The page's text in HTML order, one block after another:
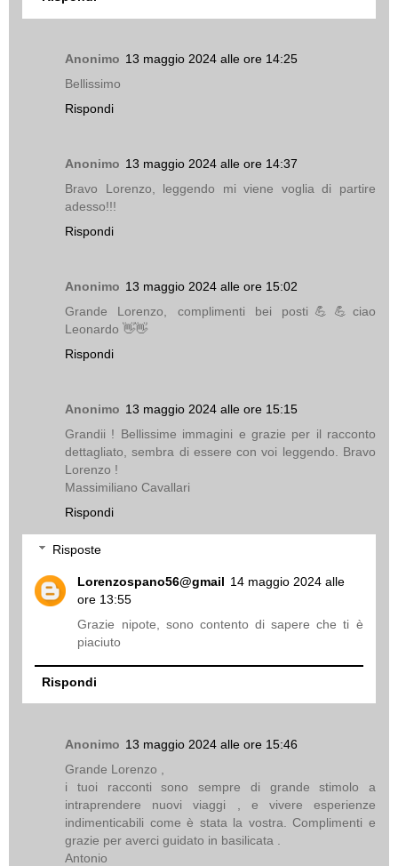
Anonimo 13 maggio 2024 alle ore 14:25
Bellissimo
Rispondi
Anonimo 13 maggio 2024 alle ore 14:37
Bravo Lorenzo, leggendo mi viene voglia di partire
adesso!!!
Rispondi
Anonimo 13 maggio 2024 alle ore 15:02
Grande Lorenzo, complimenti bei posti💪💪ciao
Leonardo 👋👋
Rispondi
Anonimo 13 maggio 2024 alle ore 15:15
Grandii ! Bellissime immagini e grazie per il racconto
dettagliato, sembra di essere con voi leggendo. Bravo
Lorenzo !
Massimiliano Cavallari
Rispondi
Risposte
Lorenzospano56@gmail 14 maggio 2024 alle
ore 13:55
Grazie nipote, sono contento di sapere che ti è
piaciuto
Rispondi
Anonimo 13 maggio 2024 alle ore 15:46
Grande Lorenzo ,
i tuoi racconti sono sempre di grande stimolo a
intraprendere nuovi viaggi , e vivere esperienze
indimenticabili come è stata la vostra. Complimenti e
grazie per averci guidato in basilicata .
Antonio